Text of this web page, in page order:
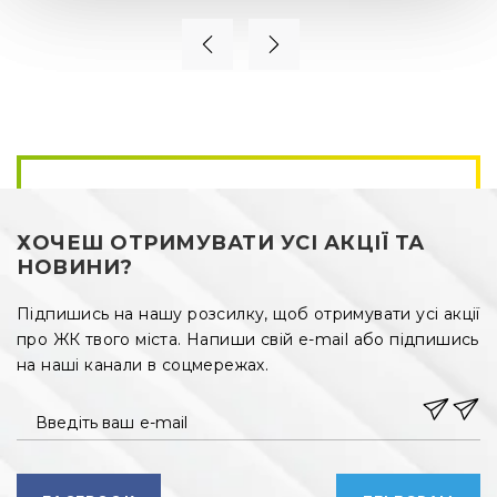
магазини автозапчастин та сервісні центри для
· зупинка громадського транспорту;
Щоб дібратися до центру Львова на авто, вам
знадобиться всього 20 хвилин. А якщо захочете
прогулятися до лісу, то доберетеся туди за 7 хвилин їзди
Особливості внутрішньої інфраструктури
житлового комплексу Вілла Магнолія
ХОЧЕШ ОТРИМУВАТИ УСІ АКЦІЇ ТА
НОВИНИ?
Підпишись на нашу розсилку, щоб отримувати усі акції
про ЖК твого міста. Напиши свій e-mail або підпишись
на наші канали в соцмережах.
Введіть ваш e-mail